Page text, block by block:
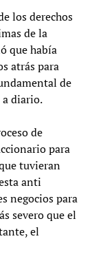
los derechos
de la
que había
atrás para
de
a diario.
de
para
tuvieran
anti
negocios para
severo que el
el